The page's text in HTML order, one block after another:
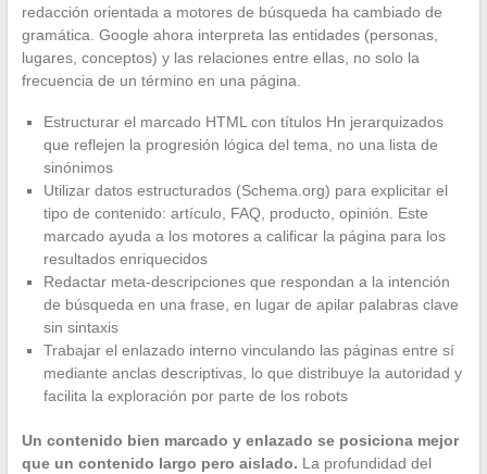
redacción orientada a motores de búsqueda ha cambiado de
gramática. Google ahora interpreta las entidades (personas,
lugares, conceptos) y las relaciones entre ellas, no solo la
frecuencia de un término en una página.
Estructurar el marcado HTML con títulos Hn jerarquizados
que reflejen la progresión lógica del tema, no una lista de
sinónimos
Utilizar datos estructurados (Schema.org) para explicitar el
tipo de contenido: artículo, FAQ, producto, opinión. Este
marcado ayuda a los motores a calificar la página para los
resultados enriquecidos
Redactar meta-descripciones que respondan a la intención
de búsqueda en una frase, en lugar de apilar palabras clave
sin sintaxis
Trabajar el enlazado interno vinculando las páginas entre sí
mediante anclas descriptivas, lo que distribuye la autoridad y
facilita la exploración por parte de los robots
Un contenido bien marcado y enlazado se posiciona mejor
que un contenido largo pero aislado. La profundidad del